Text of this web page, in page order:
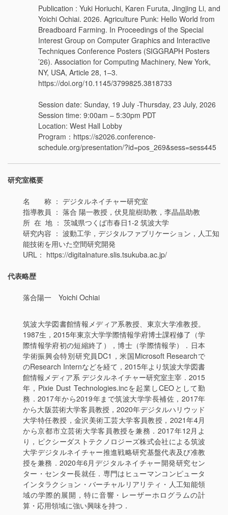
Publication : Yuki Horiuchi, Karen Furuta, Jingjing Li, and
Yoichi Ochiai. 2026. Agriculture Punk: Hello World from
Breadboard Farming. In Proceedings of the Special
Interest Group on Computer Graphics and Interactive
Techniques Conference Posters (SIGGRAPH Posters
’26). Association for Computing Machinery, New York,
NY, USA, Article 28, 1–3.
https://doi.org/10.1145/3799825.3818733
Session date: Sunday, 19 July -Thursday, 23 July, 2026
Session time: 9:00am – 5:30pm PDT
Location: West Hall Lobby
Program：https://s2026.conference-
schedule.org/presentation/?id=pos_269&sess=sess445
研究室概要
名 称 ： デジタルネイチャー研究室
指導教員 ： 落合 陽一教授，伏見龍樹助教，李晶晶助教
所 在 地 ： 茨城県つくば市春日1-2 筑波大学
研究内容 ： 波動工学，デジタルファブリケーション，人工知
能技術を用いた空間研究開発
URL： https://digitalnature.slis.tsukuba.ac.jp/
代表略歴
落合陽一 Yoichi Ochiai
筑波大学図書館情報メディア系教授、東京大学准教授。
1987生，2015年東京大学学際情報学府博士課程修了（学
際情報学府初の短縮終了），博士（学際情報学）．日本
学術振興会特別研究員DC1，米国Microsoft Researchで
のResearch Internなどを経て，2015年より筑波大学図書
館情報メディア系 デジタルネイチャー研究室主宰．2015
年，Pixie Dust Technologies.incを起業しCEOとして勤
務．2017年から2019年まで筑波大学学長補佐，2017年
から大阪芸術大学客員教授，2020年デジタルハリウッド
大学特任教授，金沢美術工芸大学客員教授，2021年4月
から京都市立芸術大学客員教授を兼務．2017年12月よ
り，ピクシーダストテクノロジーズ株式会社による筑波
大学デジタルネイチャー推進戦略研究基盤代表及び准教
授を兼務．2020年6月デジタルネイチャー開発研究セン
ター・センター長就任．専門はヒューマンコンピュータ
インタラクション・バーチャルリアリティ・人工知能領
域の学際的展開 ， 特に音響・レーザーホログラムの計
算・応用領域に強い興味を持つ．